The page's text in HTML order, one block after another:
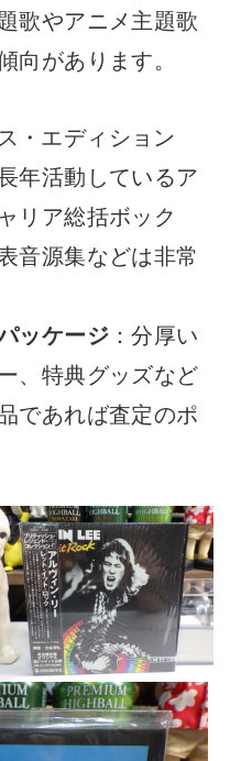
歌やアニメ主題歌
向があります。
・エディション
長年活動しているア
リア総括ボック
音源集などは非常
ッケージ：分厚い
、特典グッズなど
であれば査定のポ